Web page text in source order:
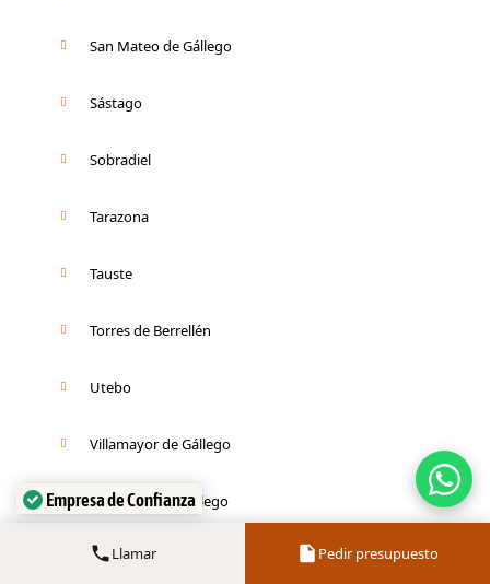
San Mateo de Gállego
Sástago
Sobradiel
Tarazona
Tauste
Torres de Berrellén
Utebo
Villamayor de Gállego
Villanueva de Gállego
Llamar Pedir presupuesto
Verificado por:Trustindex